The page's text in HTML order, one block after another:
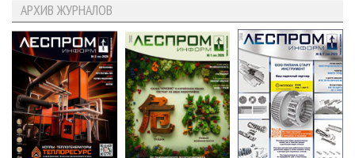
АРХИВ ЖУРНАЛОВ